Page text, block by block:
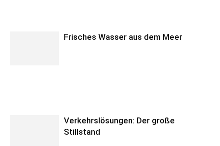
Frisches Wasser aus dem Meer
Verkehrslösungen: Der große
Stillstand